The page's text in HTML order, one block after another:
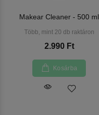
Makear Cleaner - 500 ml
Több, mint 20 db raktáron
2.990 Ft
Kosárba